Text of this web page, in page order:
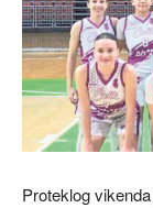
Proteklog